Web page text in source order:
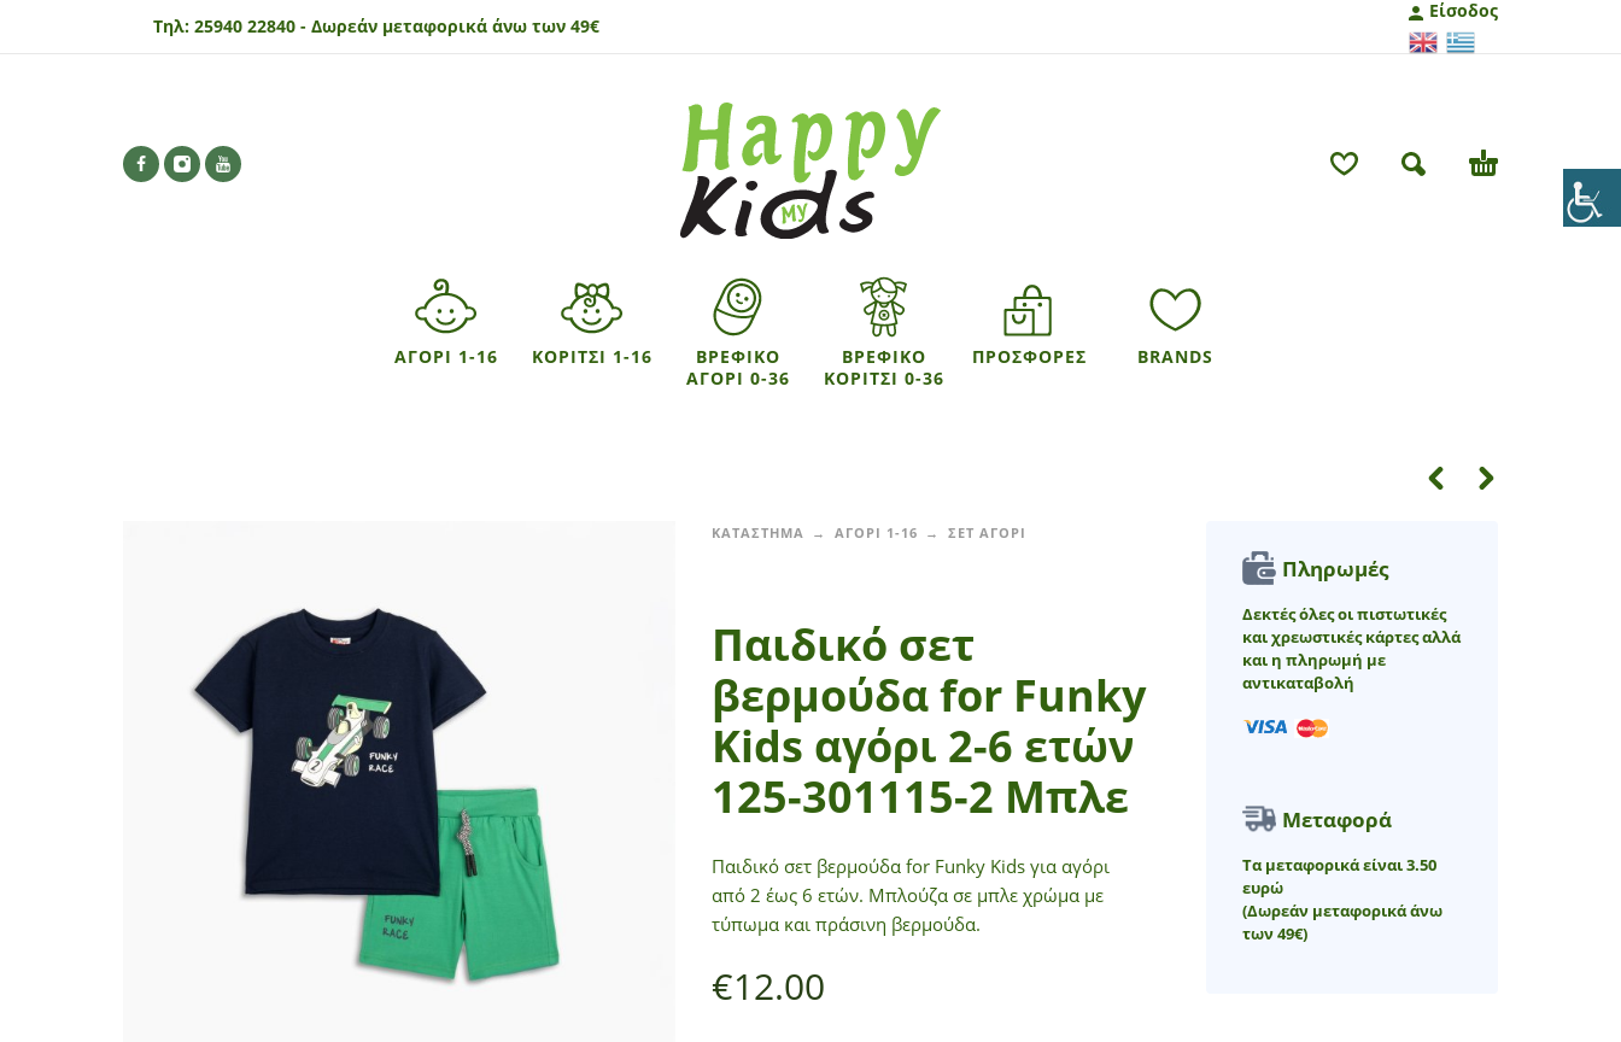
Τηλ: 25940 22840 - Δωρεάν μεταφορικά άνω των 49€
Είσοδος
ΑΓΟΡΙ 1-16 ΚΟΡΙΤΣΙ 1-16
ΒΡΕΦΙΚΟ
ΑΓΟΡΙ 0-36
ΒΡΕΦΙΚΟ
ΚΟΡΙΤΣΙ 0-36
ΠΡΟΣΦΟΡΕΣ BRANDS
ΚΑΤΑΣΤΗΜΑ ΑΓΟΡΙ 1-16 ΣΕΤ ΑΓΟΡΙ
Παιδικό σετ
βερμούδα for Funky
Kids αγόρι 2-6 ετών
125-301115-2 Μπλε
Παιδικό σετ βερμούδα for Funky Kids για αγόρι
από 2 έως 6 ετών. Μπλούζα σε μπλε χρώμα με
τύπωμα και πράσινη βερμούδα.
€12.00
Πληρωμές
Δεκτές όλες οι πιστωτικές
και χρεωστικές κάρτες αλλά
και η πληρωμή με
αντικαταβολή
Μεταφορά
Τα μεταφορικά είναι 3.50
ευρώ
(Δωρεάν μεταφορικά άνω
των 49€)